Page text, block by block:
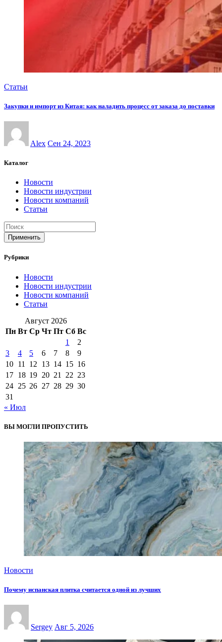
Статьи
Закупки и импорт из Китая: как наладить процесс от заказа до поставки
Alex Сен 24, 2023
Каталог
Новости
Новости индустрии
Новости компаний
Статьи
Применить
Рубрики
Новости
Новости индустрии
Новости компаний
Статьи
Август 2026
Пн Вт Ср Чт Пт Сб Вс
1
2
3
4 5 6 7 8
9
10 11 12 13 14 15 16
17 18 19 20 21 22 23
24 25 26 27 28 29 30
31
« Июл
ВЫ МОГЛИ ПРОПУСТИТЬ
Новости
Почему испанская плитка считается одной из лучших
Sergey Авг 5, 2026